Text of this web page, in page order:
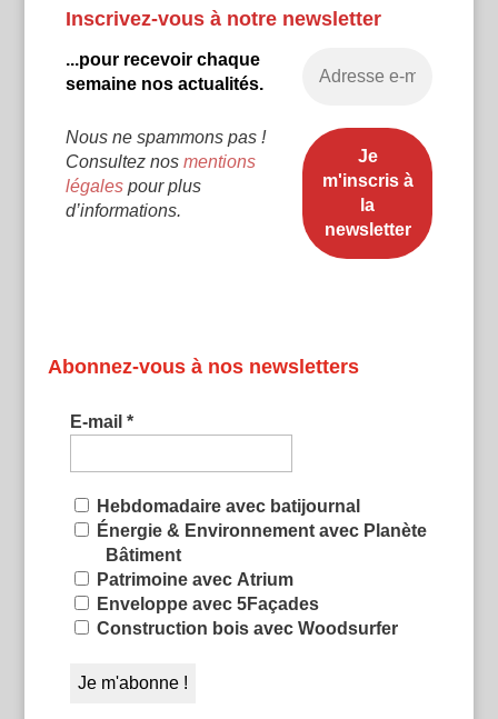
Inscrivez-vous à notre newsletter
...pour recevoir chaque
semaine nos actualités.
Nous ne spammons pas !
Consultez nos mentions
légalespour plus
d’informations.
Abonnez-vous à nos newsletters
E-mail *
Hebdomadaire avec batijournal
Énergie & Environnement avec Planète
Bâtiment
Patrimoine avec Atrium
Enveloppe avec 5Façades
Construction bois avec Woodsurfer